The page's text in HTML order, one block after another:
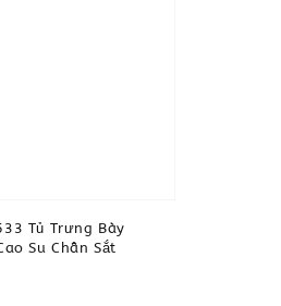
Tủ Trưng Bày
Su Chân Sắt